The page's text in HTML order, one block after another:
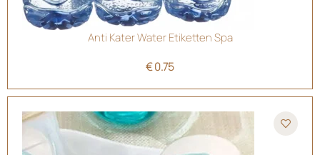
Anti Kater Water Etiketten Spa
€0.75